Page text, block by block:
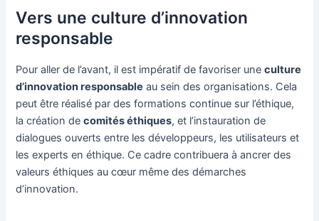
Vers une culture d’innovation
responsable
Pour aller de l’avant, il est impératif de favoriser uneculture
d’innovation responsable au sein des organisations. Cela
peut être réalisé par des formations continue sur l’éthique,
la création decomités éthiques, et l’instauration de
dialogues ouverts entre les développeurs, les utilisateurs et
les experts en éthique. Ce cadre contribuera à ancrer des
valeurs éthiques au cœur même des démarches
d’innovation.